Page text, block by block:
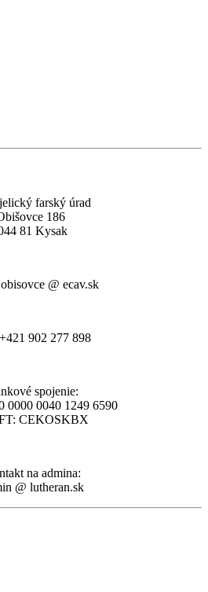
farský úrad
186
81 Kysak
@ ecav.sk
902 277 898
spojenie:
0000 0040 1249 6590
CEKOSKBX
na admina:
@ lutheran.sk